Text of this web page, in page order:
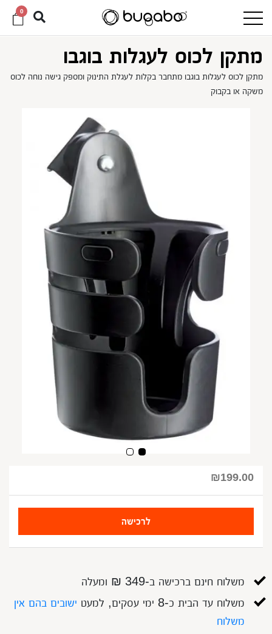
0
מתקן לכוס לעגלות בוגבו
מתקן לכוס לעגלות בוגבו מתחבר בקלות לעגלת התינוק ומספק גישה נוחה לכוס
משקה או בקבוק
₪199.00
לרכישה
משלוח חינם ברכישה ב-349 ₪ ומעלה
משלוח עד הבית כ-8 ימי עסקים, למעט
ישובים בהם אין
משלוח